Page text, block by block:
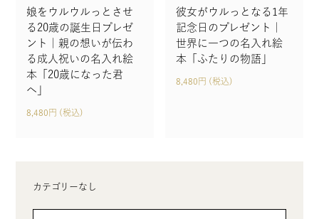
娘をウルウルっとさせ
る20歳の誕生日プレゼ
ント｜親の想いが伝わ
る成人祝いの名入れ絵
本「20歳になった君
へ」
8,480円 (税込)
彼女がウルっとなる1年
記念日のプレゼント｜
世界に一つの名入れ絵
本「ふたりの物語」
8,480円 (税込)
カテゴリーなし